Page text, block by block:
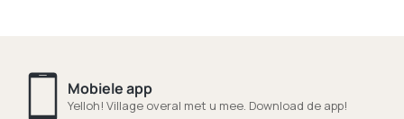
Mobiele app
Yelloh! Village overal met u mee. Download de app!